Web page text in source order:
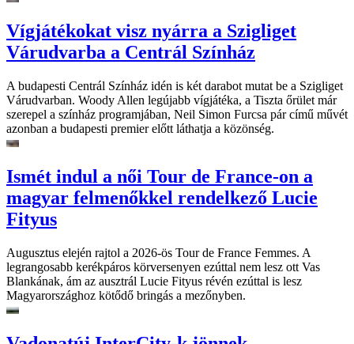
Vígjátékokat visz nyárra a Szigliget
Várudvarba a Centrál Színház
A budapesti Centrál Színház idén is két darabot mutat be a Szigliget
Várudvarban. Woody Allen legújabb vígjátéka, a Tiszta őrület már
szerepel a színház programjában, Neil Simon Furcsa pár című művét
azonban a budapesti premier előtt láthatja a közönség.
Ismét indul a női Tour de France-on a
magyar felmenőkkel rendelkező Lucie
Fityus
Augusztus elején rajtol a 2026-ös Tour de France Femmes. A
legrangosabb kerékpáros körversenyen ezúttal nem lesz ott Vas
Blankának, ám az ausztrál Lucie Fityus révén ezúttal is lesz
Magyarországhoz kötődő bringás a mezőnyben.